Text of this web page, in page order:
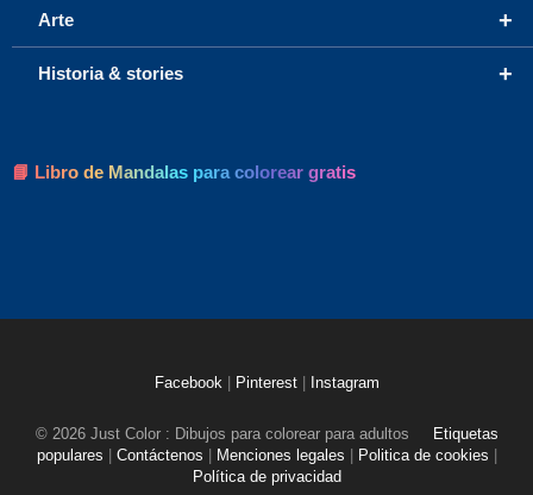
+
Arte
+
Historia & stories
📘 Libro de Mandalas para colorear gratis
Facebook Pinterest Instagram
© 2026 Just Color : Dibujos para colorear para adultos
Etiquetas
populares
Contáctenos Menciones legales Politica de cookies
Política de privacidad